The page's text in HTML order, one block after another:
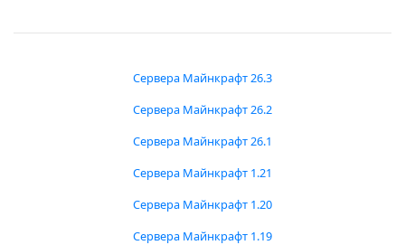
Сервера Майнкрафт 26.3
Сервера Майнкрафт 26.2
Сервера Майнкрафт 26.1
Сервера Майнкрафт 1.21
Сервера Майнкрафт 1.20
Сервера Майнкрафт 1.19